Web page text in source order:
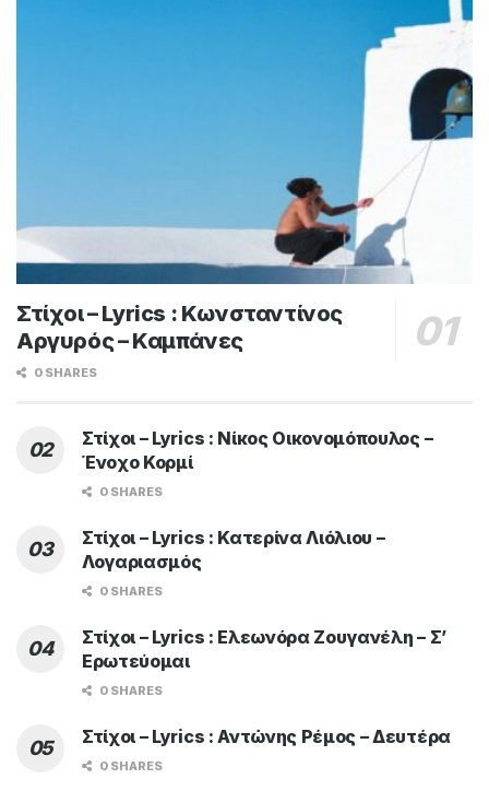
Στίχοι – Lyrics : Κωνσταντίνος
Αργυρός – Καμπάνες
0 SHARES
Στίχοι – Lyrics : Νίκος Οικονομόπουλος –
Ένοχο Κορμί
0 SHARES
Στίχοι – Lyrics : Κατερίνα Λιόλιου –
Λογαριασμός
0 SHARES
Στίχοι – Lyrics : Ελεωνόρα Ζουγανέλη – Σ’
Ερωτεύομαι
0 SHARES
Στίχοι – Lyrics : Αντώνης Ρέμος – Δευτέρα
0 SHARES